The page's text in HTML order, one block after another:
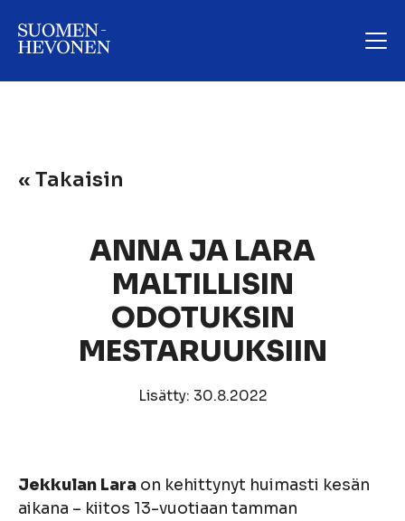
« Takaisin
ANNA JA LARA
MALTILLISIN
ODOTUKSIN
MESTARUUKSIIN
Lisätty: 30.8.2022
Jekkulan Lara on kehittynyt huimasti kesän
aikana – kiitos 13-vuotiaan tamman